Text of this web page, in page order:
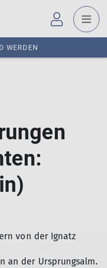
WERDEN
von der Ignatz
an der Ursprungsalm.